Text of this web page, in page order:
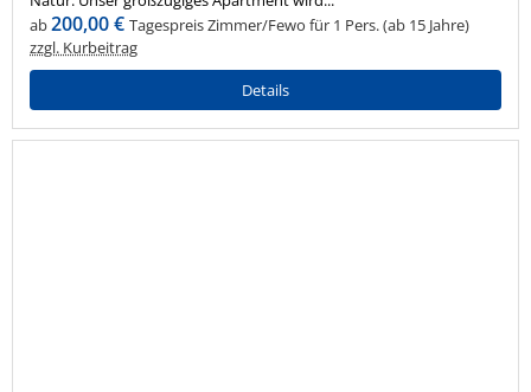
ab200,00 € Tagespreis Zimmer/Fewo für 1 Pers. (ab 15 Jahre)
zzgl. Kurbeitrag
Details